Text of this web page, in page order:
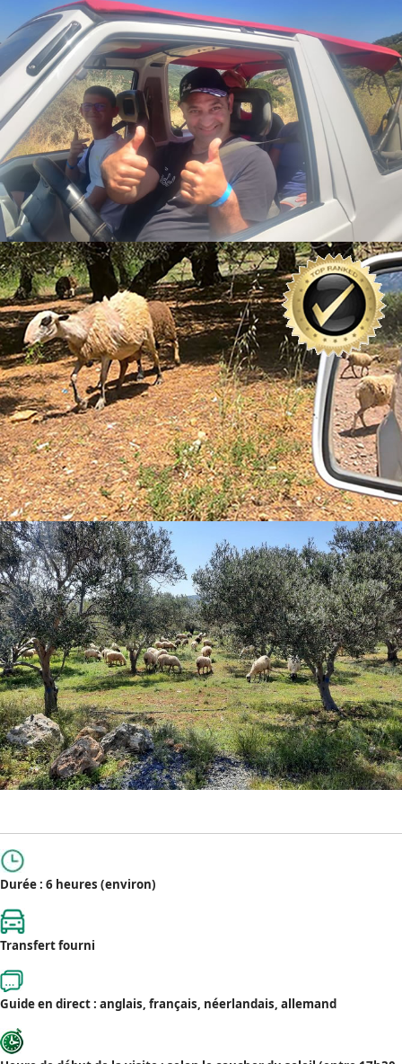
Durée : 6 heures (environ)
Transfert fourni
Guide en direct : anglais, français, néerlandais, allemand